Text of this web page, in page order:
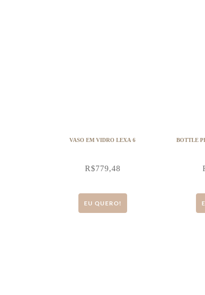
VASO EM VIDRO LEXA 6
R$779,48
EU QUERO!